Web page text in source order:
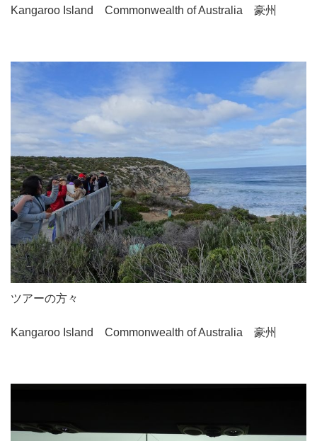
Kangaroo Island Commonwealth of Australia 豪州
ツアーの方々
Kangaroo Island Commonwealth of Australia 豪州